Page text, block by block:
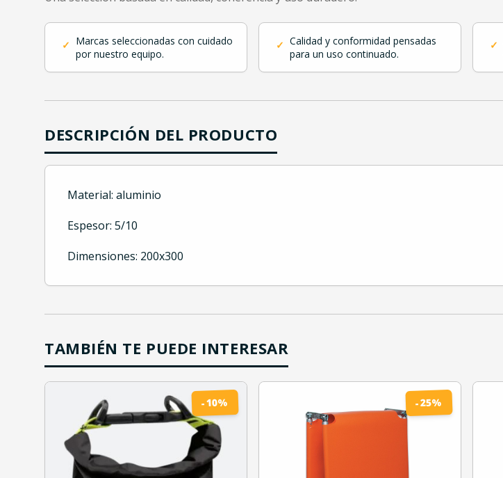
✓ Marcas seleccionadas con cuidado
por nuestro equipo.
✓ Calidad y conformidad pensadas
para un uso continuado.
✓
DESCRIPCIÓN DEL PRODUCTO
Material: aluminio
Espesor: 5/10
Dimensiones: 200x300
TAMBIÉN TE PUEDE INTERESAR
-10% -25%